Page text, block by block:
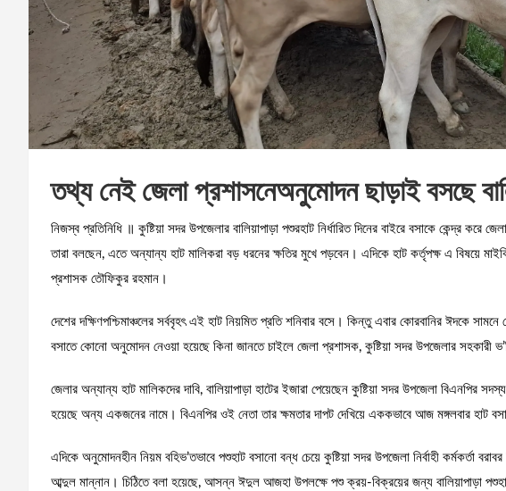
তথ্য নেই জেলা প্রশাসনেঅনুমোদন ছাড়াই বসছে
নিজস্ব প্রতিনিধি ॥ কুষ্টিয়া সদর উপজেলার বালিয়াপাড়া পশুরহাট নির্ধারিত দিনের বাইরে বসাকে কেন্দ্র
তারা বলছেন, এতে অন্যান্য হাট মালিকরা বড় ধরনের ক্ষতির মুখে পড়বেন। এদিকে হাট কর্তৃপক্ষ এ বিষয়ে
প্রশাসক তৌফিকুর রহমান।
দেশের দক্ষিণপশ্চিমাঞ্চলের সর্ববৃহৎ এই হাট নিয়মিত প্রতি শনিবার বসে। কিন্তু এবার কোরবানির ঈদকে
বসাতে কোনো অনুমোদন নেওয়া হয়েছে কিনা জানতে চাইলে জেলা প্রশাসক, কুষ্টিয়া সদর উপজেলার সহকারী
জেলার অন্যান্য হাট মালিকদের দাবি, বালিয়াপাড়া হাটের ইজারা পেয়েছেন কুষ্টিয়া সদর উপজেলা বিএনপির
হয়েছে অন্য একজনের নামে। বিএনপির ওই নেতা তার ক্ষমতার দাপট দেখিয়ে এককভাবে আজ মঙ্গলবার হাট
এদিকে অনুমোদনহীন নিয়ম বহিভ’তভাবে পশুহাট বসানো বন্ধ চেয়ে কুষ্টিয়া সদর উপজেলা নির্বাহী কর্মকর্তা
আব্দুল মান্নান। চিঠিতে বলা হয়েছে, আসন্ন ঈদুল আজহা উপলক্ষে পশু ক্রয়-বিক্রয়ের জন্য বালিয়াপাড়া